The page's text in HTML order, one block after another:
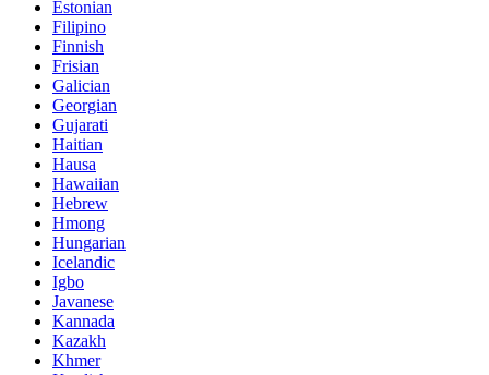
Estonian
Filipino
Finnish
Frisian
Galician
Georgian
Gujarati
Haitian
Hausa
Hawaiian
Hebrew
Hmong
Hungarian
Icelandic
Igbo
Javanese
Kannada
Kazakh
Khmer